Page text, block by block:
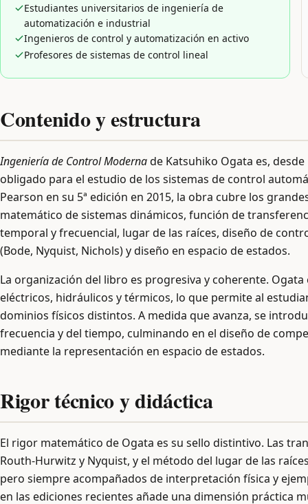
Estudiantes universitarios de ingeniería de
automatización e industrial
Ingenieros de control y automatización en activo
Profesores de sistemas de control lineal
Contenido y estructura
Ingeniería de Control Modernade Katsuhiko Ogata es,
obligado para el estudio de los sistemas de control
Pearson en su 5ª edición en 2015, la obra cubre los
matemático de sistemas dinámicos, función de
temporal y frecuencial, lugar de las raíces, diseño de
(Bode, Nyquist, Nichols) y diseño en espacio de estados.
La organización del libro es progresiva y coherente.
eléctricos, hidráulicos y térmicos, lo que permite al
dominios físicos distintos. A medida que avanza, se
frecuencia y del tiempo, culminando en el diseño de
mediante la representación en espacio de estados.
Rigor técnico y didáctica
El rigor matemático de Ogata es su sello distintivo. Las
Routh-Hurwitz y Nyquist, y el método del lugar de las
pero siempre acompañados de interpretación física y
en las ediciones recientes añade una dimensión práctica